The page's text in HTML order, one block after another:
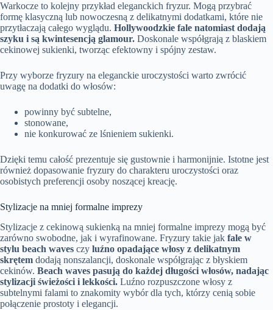
Warkocze to kolejny przykład eleganckich fryzur. Mogą przybrać
formę klasyczną lub nowoczesną z delikatnymi dodatkami, które nie
przytłaczają całego wyglądu. Hollywoodzkie fale natomiast dodają
szyku i są kwintesencją glamour. Doskonale współgrają z blaskiem
cekinowej sukienki, tworząc efektowny i spójny zestaw.
Przy wyborze fryzury na eleganckie uroczystości warto zwrócić
uwagę na dodatki do włosów:
powinny być subtelne,
stonowane,
nie konkurować ze lśnieniem sukienki.
Dzięki temu całość prezentuje się gustownie i harmonijnie. Istotne jest
również dopasowanie fryzury do charakteru uroczystości oraz
osobistych preferencji osoby noszącej kreację.
Stylizacje na mniej formalne imprezy
Stylizacje z cekinową sukienką na mniej formalne imprezy mogą być
zarówno swobodne, jak i wyrafinowane. Fryzury takie jak fale w
stylu beach waves czy luźno opadające włosy z delikatnym
skrętem dodają nonszalancji, doskonale współgrając z błyskiem
cekinów. Beach waves pasują do każdej długości włosów, nadając
stylizacji świeżości i lekkości. Luźno rozpuszczone włosy z
subtelnymi falami to znakomity wybór dla tych, którzy cenią sobie
połączenie prostoty i elegancji.